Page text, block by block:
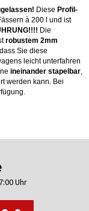
Diese Profil-
à 200 l und ist
Die
robustem 2mm
Sie diese
leicht unterfahren
ineinander stapelbar,
werden kann. Bei
Uhr